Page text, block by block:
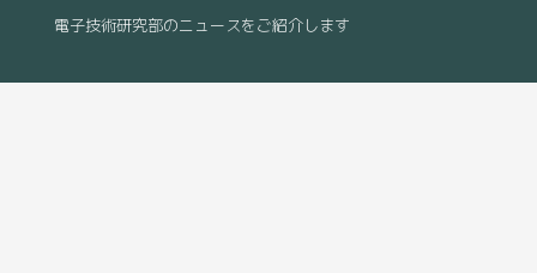
電子技術研究部のニュースをご紹介します